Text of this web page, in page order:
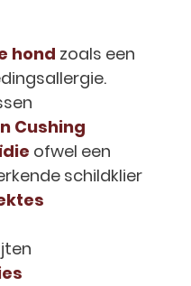
hond zoals een
Cushing
ofwel een
schildklier